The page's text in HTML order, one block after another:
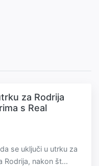
za Rodrija
s Real
se uključi u utrku za
Rodrija, nakon št...